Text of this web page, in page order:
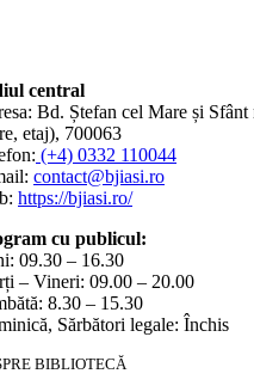
central
Bd. Ștefan cel Mare și
etaj), 700063
(+4) 0332 110044
contact@bjiasi.ro
https://bjiasi.ro/
cu publicul:
09.30 – 16.30
– Vineri: 09.00 – 20.00
8.30 – 15.30
Sărbători legale: Închis
BIBLIOTECĂ